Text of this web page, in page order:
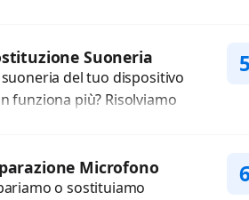
Suoneria
suoneria del tuo dispositivo
funziona più? Risolviamo
Microfono
o sostituiamo